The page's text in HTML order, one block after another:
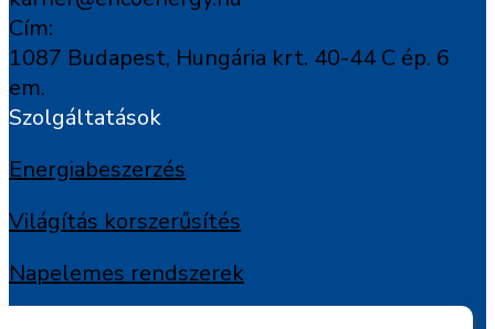
Cím:
1087 Budapest, Hungária krt. 40-44 C ép. 6
em.
Szolgáltatások
Energiabeszerzés
Világítás korszerűsítés
Napelemes rendszerek